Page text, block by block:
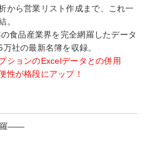
から営業リスト作成まで、これ一
。
食品産業界を完全網羅したデータ
万社の最新名簿を収録。
ションのExcelデータとの併用
性が格段にアップ！
羅――